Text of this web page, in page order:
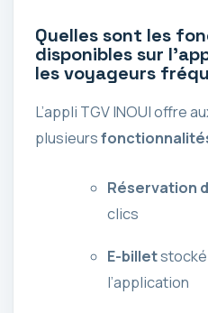
Quelles sont les
disponibles sur
les voyageurs
L’appli TGV INOUI offre
plusieurs
Réservation
clics
E-billet
l’application